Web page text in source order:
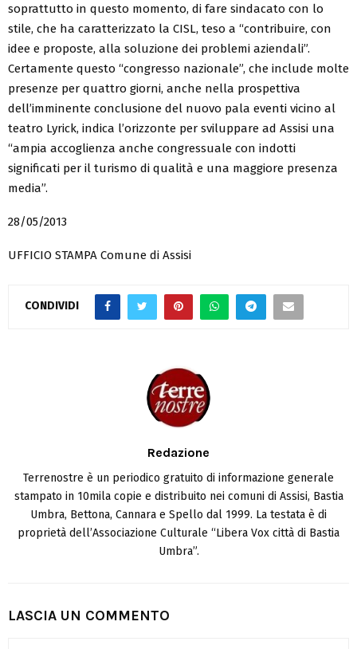
soprattutto in questo momento, di fare sindacato con lo
stile, che ha caratterizzato la CISL, teso a “contribuire, con
idee e proposte, alla soluzione dei problemi aziendali”.
Certamente questo “congresso nazionale”, che include molte
presenze per quattro giorni, anche nella prospettiva
dell’imminente conclusione del nuovo pala eventi vicino al
teatro Lyrick, indica l’orizzonte per sviluppare ad Assisi una
“ampia accoglienza anche congressuale con indotti
significati per il turismo di qualità e una maggiore presenza
media”.
28/05/2013
UFFICIO STAMPA Comune di Assisi
CONDIVIDI
Redazione
Terrenostre è un periodico gratuito di informazione generale
stampato in 10mila copie e distribuito nei comuni di Assisi, Bastia
Umbra, Bettona, Cannara e Spello dal 1999. La testata è di
proprietà dell’Associazione Culturale “Libera Vox città di Bastia
Umbra”.
LASCIA UN COMMENTO